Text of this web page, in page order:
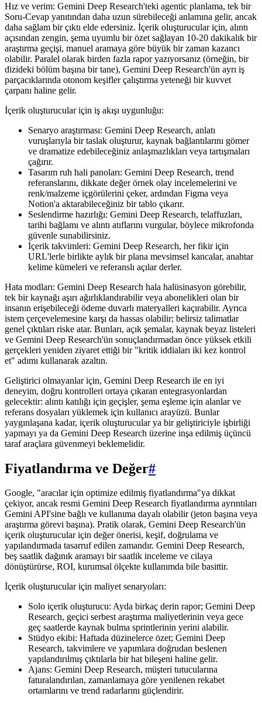
Hız ve verim: Gemini Deep Research'teki agentic planlama, tek bir
Soru-Cevap yanıtından daha uzun sürebileceği anlamına gelir, ancak
daha sağlam bir çıktı elde edersiniz. İçerik oluşturucular için, alıntı
açısından zengin, şema uyumlu bir özet sağlayan 10-20 dakikalık bir
araştırma geçişi, manuel aramaya göre büyük bir zaman kazancı
olabilir. Paralel olarak birden fazla rapor yazıyorsanız (örneğin, bir
dizideki bölüm başına bir tane), Gemini Deep Research'ün ayrı iş
parçacıklarında otonom keşifler çalıştırma yeteneği bir kuvvet
çarpanı haline gelir.
İçerik oluşturucular için iş akışı uygunluğu:
Senaryo araştırması: Gemini Deep Research, anlatı
vuruşlarıyla bir taslak oluşturur, kaynak bağlantılarını gömer
ve dramatize edebileceğiniz anlaşmazlıkları veya tartışmaları
çağırır.
Tasarım ruh hali panoları: Gemini Deep Research, trend
referanslarını, dikkate değer örnek olay incelemelerini ve
renk/malzeme içgörülerini çeker, ardından Figma veya
Notion'a aktarabileceğiniz bir tablo çıkarır.
Seslendirme hazırlığı: Gemini Deep Research, telaffuzları,
tarihi bağlamı ve alıntı atıflarını vurgular, böylece mikrofonda
güvenle sunabilirsiniz.
İçerik takvimleri: Gemini Deep Research, her fikir için
URL'lerle birlikte aylık bir plana mevsimsel kancalar, anahtar
kelime kümeleri ve referanslı açılar derler.
Hata modları: Gemini Deep Research hala halüsinasyon görebilir,
tek bir kaynağı aşırı ağırlıklandırabilir veya abonelikleri olan bir
insanın erişebileceği ödeme duvarlı materyalleri kaçırabilir. Ayrıca
istem çerçevelemesine karşı da hassas olabilir; belirsiz talimatlar
genel çıktıları riske atar. Bunları, açık şemalar, kaynak beyaz listeleri
ve Gemini Deep Research'ün sonuçlandırmadan önce yüksek etkili
gerçekleri yeniden ziyaret ettiği bir "kritik iddiaları iki kez kontrol
et" adımı kullanarak azaltın.
Geliştirici olmayanlar için, Gemini Deep Research ile en iyi
deneyim, doğru kontrolleri ortaya çıkaran entegrasyonlardan
gelecektir: alıntı katılığı için geçişler, şema eşleme için alanlar ve
referans dosyaları yüklemek için kullanıcı arayüzü. Bunlar
yaygınlaşana kadar, içerik oluşturucular ya bir geliştiriciyle işbirliği
yapmayı ya da Gemini Deep Research üzerine inşa edilmiş üçüncü
taraf araçlara güvenmeyi beklemelidir.
Fiyatlandırma ve Değer#
Google, "aracılar için optimize edilmiş fiyatlandırma"ya dikkat
çekiyor, ancak resmi Gemini Deep Research fiyatlandırma ayrıntıları
Gemini API'sine bağlı ve kullanıma dayalı olabilir (jeton başına veya
araştırma görevi başına). Pratik olarak, Gemini Deep Research'ün
içerik oluşturucular için değer önerisi, keşif, doğrulama ve
yapılandırmada tasarruf edilen zamandır. Gemini Deep Research,
beş saatlik dağınık aramayı bir saatlik inceleme ve cilaya
dönüştürürse, ROI, kurumsal ölçekte kullanımda bile basittir.
İçerik oluşturucular için maliyet senaryoları:
Solo içerik oluşturucu: Ayda birkaç derin rapor; Gemini Deep
Research, geçici serbest araştırma maliyetlerinin veya gece
geç saatlerde kaynak bulma sprintlerinin yerini alabilir.
Stüdyo ekibi: Haftada düzinelerce özet; Gemini Deep
Research, takvimlere ve yapımlara doğrudan beslenen
yapılandırılmış çıktılarla bir hat bileşeni haline gelir.
Ajans: Gemini Deep Research, müşteri tutucularına
faturalandırılan, zamanlamaya göre yenilenen rekabet
ortamlarını ve trend radarlarını güçlendirir.